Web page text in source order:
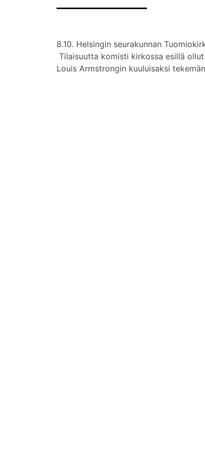
8.10. Helsingin seurakunnan
Tilaisuutta komisti kirkossa esillä
Louis Armstrongin kuuluisaksi